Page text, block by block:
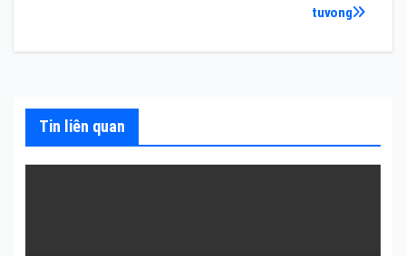
viết
tuvong
Tin liên quan